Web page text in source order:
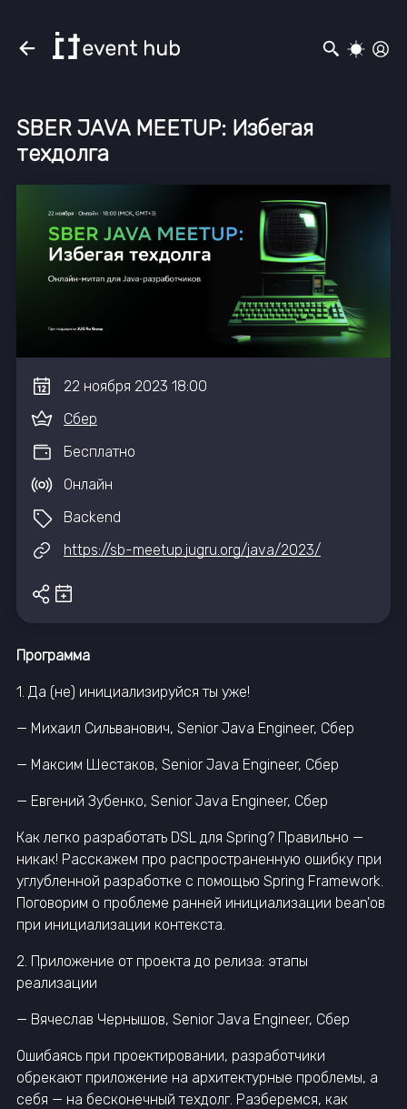
SBER JAVA MEETUP: Избегая
техдолга
22 ноября 2023 18:00
Сбер
Бесплатно
Онлайн
Backend
https://sb-meetup.jugru.org/java/2023/
Программа
1. Да (не) инициализируйся ты уже!
— Михаил Сильванович, Senior Java Engineer, Сбер
— Максим Шестаков, Senior Java Engineer, Сбер
— Евгений Зубенко, Senior Java Engineer, Сбер
Как легко разработать DSL для Spring? Правильно —
никак! Расскажем про распространенную ошибку при
углубленной разработке с помощью Spring Framework.
Поговорим о проблеме ранней инициализации bean'ов
при инициализации контекста.
2. Приложение от проекта до релиза: этапы
реализации
— Вячеслав Чернышов, Senior Java Engineer, Сбер
Ошибаясь при проектировании, разработчики
обрекают приложение на архитектурные проблемы, а
себя — на бесконечный техдолг. Разберемся, как